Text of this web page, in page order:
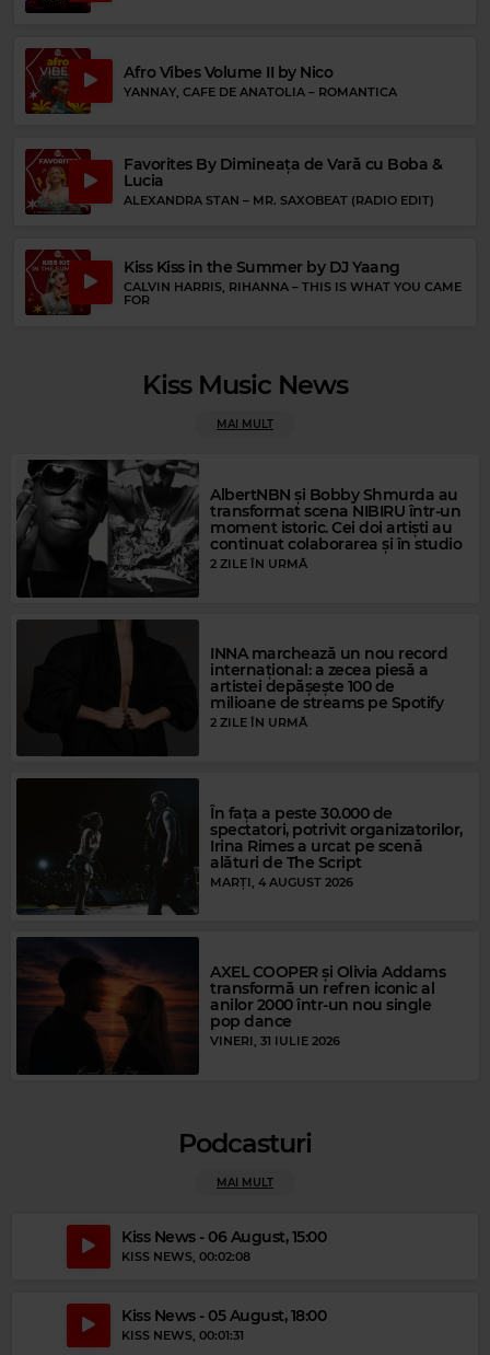
Rock Blues
Magic FM
MAGIC FM– ALWAYS THE BEST MUSIC
Magic Gold
PEGGY LEE
NATTY BONG
Afro Vibes Volume II by Nico
YANNAY, CAFE DE ANATOLIA – ROMANTICA
Favorites By Dimineața de Vară cu Boba &
Lucia
ALEXANDRA STAN – MR. SAXOBEAT (RADIO EDIT)
Kiss Kiss in the Summer by DJ Yaang
CALVIN HARRIS, RIHANNA – THIS IS WHAT YOU CAME
FOR
Kiss Music News
MAI MULT
AlbertNBN și Bobby Shmurda au
transformat scena NIBIRU într-un
moment istoric. Cei doi artiști au
continuat colaborarea și în studio
2 ZILE ÎN URMĂ
INNA marchează un nou record
internațional: a zecea piesă a
artistei depășește 100 de
milioane de streams pe Spotify
2 ZILE ÎN URMĂ
În fața a peste 30.000 de
spectatori, potrivit organizatorilor,
Irina Rimes a urcat pe scenă
alături de The Script
MARȚI, 4 AUGUST 2026
AXEL COOPER și Olivia Addams
transformă un refren iconic al
anilor 2000 într-un nou single
pop dance
VINERI, 31 IULIE 2026
Podcasturi
MAI MULT
Kiss News - 06 August, 15:00
KISS NEWS, 00:02:08
Kiss News - 05 August, 18:00
KISS NEWS, 00:01:31